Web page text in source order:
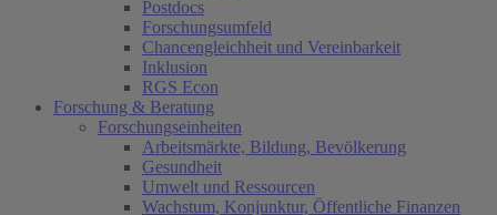
Postdocs
Forschungsumfeld
Chancengleichheit und Vereinbarkeit
Inklusion
RGS Econ
Forschung & Beratung
Forschungseinheiten
Arbeitsmärkte, Bildung, Bevölkerung
Gesundheit
Umwelt und Ressourcen
Wachstum, Konjunktur, Öffentliche Finanzen